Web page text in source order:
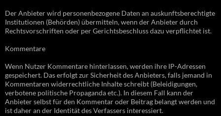
Der Anbieter wird personenbezogene Daten an auskunftsberechtigte
Institutionen (Behörden) übermitteln, wenn der Anbieter durch
Rechtsvorschriften oder per Gerichtsbeschluss dazu verpflichtet ist.
Kommentare
Wenn Nutzer Kommentare hinterlassen, werden ihre IP-Adressen
gespeichert. Das erfolgt zur Sicherheit des Anbieters, falls jemand in
Kommentaren widerrechtliche Inhalte schreibt (Beleidigungen,
verbotene politische Propaganda etc.). In diesem Fall kann der
Anbieter selbst für den Kommentar oder Beitrag belangt werden und
ist daher an der Identität des Verfassers interessiert.